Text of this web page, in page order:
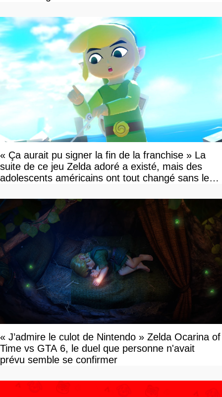
« Ça aurait pu signer la fin de la franchise » La
suite de ce jeu Zelda adoré a existé, mais des
adolescents américains ont tout changé sans le
« J’admire le culot de Nintendo » Zelda Ocarina of
Time vs GTA 6, le duel que personne n'avait
prévu semble se confirmer